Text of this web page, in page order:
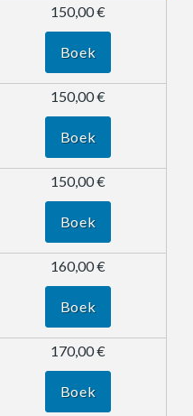
150,00 €
Boek
150,00 €
Boek
150,00 €
Boek
160,00 €
Boek
170,00 €
Boek